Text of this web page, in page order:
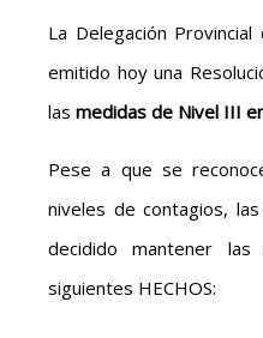
La Delegación
emitido hoy una
las medidas de Nivel III
Pese a que se
niveles de contagios,
decidido mantener
siguientes HECHOS: